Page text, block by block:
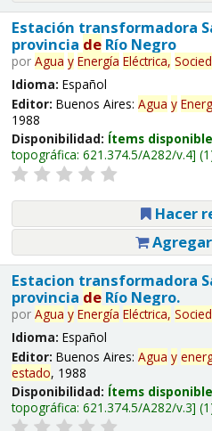
Estación transformadora
provincia deRío Negro
por Agua y Energía Eléctrica,
Idioma: Español
Editor: Buenos Aires: Agua y
1988
Disponibilidad: Ítems
topográfica: 621.374.5/A282/v.4
Hacer
Estacion transformadora
provincia deRío Negro.
por Agua y Energía Eléctrica,
Idioma: Español
Editor: Buenos Aires: Agua y
estado, 1988
Disponibilidad: Ítems
topográfica: 621.374.5/A282/v.3